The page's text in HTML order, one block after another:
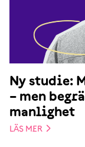
Ny studie:
– men
manlighet
LÄS MER